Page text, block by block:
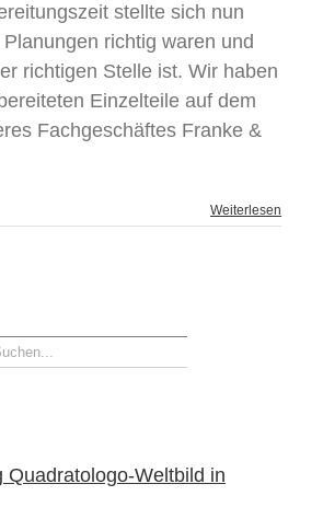
stellte sich nun
richtig waren und
richtigen Stelle ist. Wir haben
Einzelteile auf dem
Fachgeschäftes Franke &
Weiterlesen
Quadratologo-Weltbild in